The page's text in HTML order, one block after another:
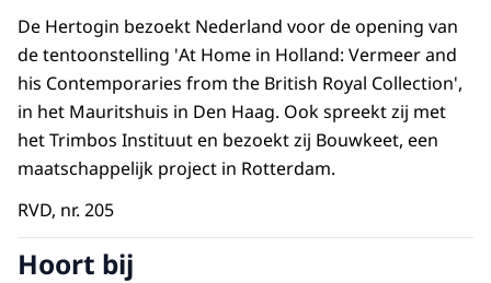
De Hertogin bezoekt Nederland voor de opening van
de tentoonstelling 'At Home in Holland: Vermeer and
his Contemporaries from the British Royal Collection',
in het Mauritshuis in Den Haag. Ook spreekt zij met
het Trimbos Instituut en bezoekt zij Bouwkeet, een
maatschappelijk project in Rotterdam.
RVD, nr. 205
Hoort bij